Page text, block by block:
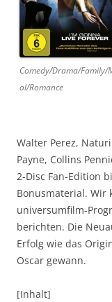
Comedy/Drama/Family/
al/Romance
Walter Perez,
Payne, Collins
2-Disc Fan-Edition
Bonusmaterial. Wir
universumfilm-
berichten. Die
Erfolg wie das
Oscar gewann.
[Inhalt]